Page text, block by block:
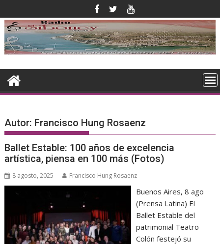
al
contenido
Autor: Francisco Hung Rosaenz
Ballet Estable: 100 años de excelencia
artística, piensa en 100 más (Fotos)
8 agosto, 2025 Francisco Hung Rosaenz
Buenos Aires, 8 ago
(Prensa Latina) El
Ballet Estable del
patrimonial Teatro
Colón festejó su